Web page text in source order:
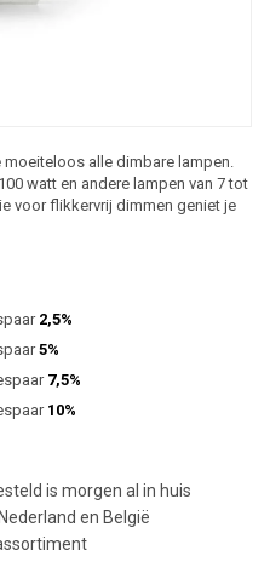
alle dimbare lampen.
watt en andere lampen van 7 tot
voor flikkervrij dimmen geniet je
2,5%
5%
7,5%
10%
is morgen al in huis
en België